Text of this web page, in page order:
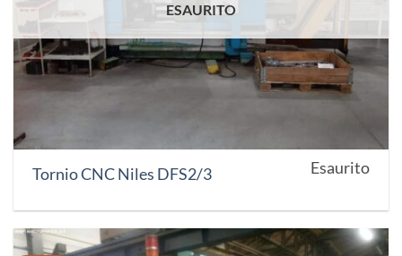
ESAURITO
Tornio CNC Niles DFS2/3 Esaurito